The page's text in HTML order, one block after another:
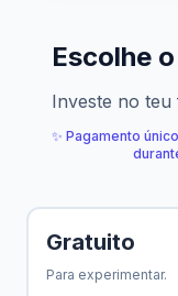
Escolhe
Investe no
✨ Pagamento
Gratuito
Para experimentar.